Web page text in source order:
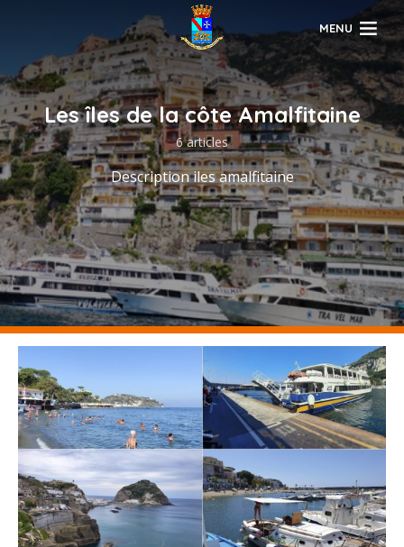
MENU
Les îles de la côte Amalfitaine
6 articles
Description iles amalfitaine